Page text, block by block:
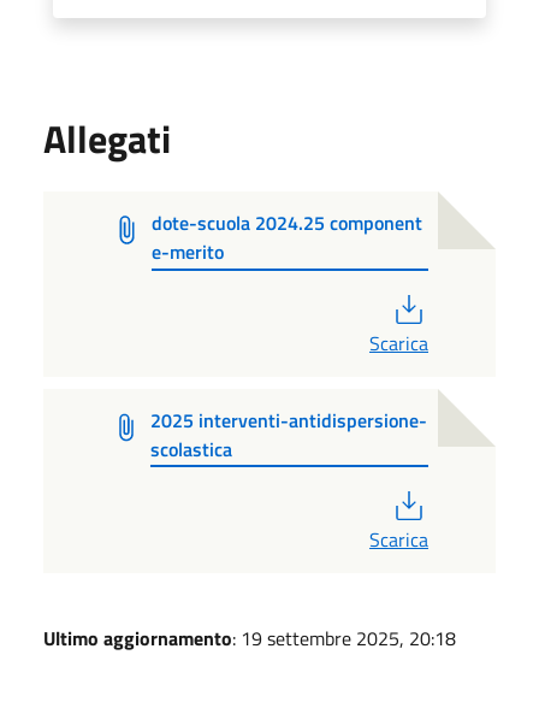
Allegati
dote-scuola 2024.25 component
e-merito
Scarica
2025 interventi-antidispersione-
scolastica
Scarica
Ultimo aggiornamento: 19 settembre 2025, 20:18